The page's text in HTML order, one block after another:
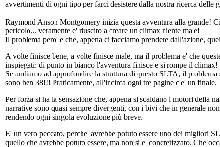
avvertimenti di ogni tipo per farci desistere dalla nostra ricerca delle
Raymond Anson Montgomery inizia questa avventura alla grande!
pericolo... veramente e' riuscito a creare un climax niente male!
Il problema pero' e che, appena ci facciamo prendere dall'azione,
A volte finisce bene, a volte finisce male, ma il problema e' che
inspiegati: di punto in bianco l'avventura finisce e si rompe il climax!
Se andiamo ad approfondire la struttura di questo SLTA, il
sono ben 38!!! Praticamente, all'incirca ogni tre pagine c'e' un finale.
Per forza si ha la sensazione che, appena si scaldano i motori della
narrative sono quasi sempre divergenti, con i bivi che in generale
rendendo ogni singola evoluzione più breve.
E' un vero peccato, perche' avrebbe potuto essere uno dei migliori
quello che avrebbe potuto essere, ma non si e' concretizzato. Che